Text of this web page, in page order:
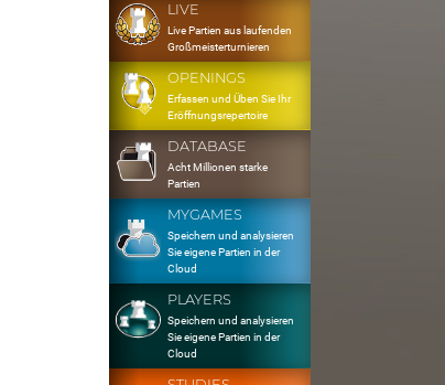
LIVE
Live Partien aus laufenden
Großmeisterturnieren
OPENINGS
Erfassen und Üben Sie Ihr
Eröffnungsrepertoire
DATABASE
Acht Millionen starke
Partien
MYGAMES
Speichern und analysieren
Sie eigene Partien in der
Cloud
PLAYERS
Speichern und analysieren
Sie eigene Partien in der
Cloud